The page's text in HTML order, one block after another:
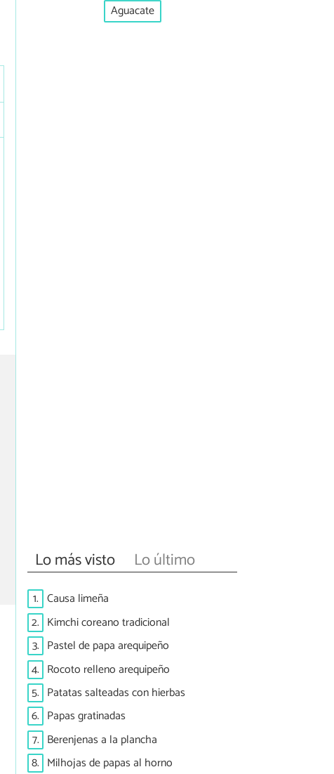
Aguacate
Lo más visto Lo último
1. Causa limeña
2. Kimchi coreano tradicional
3. Pastel de papa arequipeño
4. Rocoto relleno arequipeño
5. Patatas salteadas con hierbas
6. Papas gratinadas
7. Berenjenas a la plancha
8. Milhojas de papas al horno